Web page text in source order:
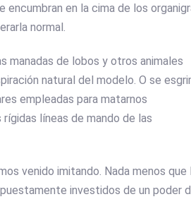
en la cima de los
normal.
manadas de lobos y otros animales
natural del modelo. O se
empleadas para matarnos
líneas de mando de las
venido imitando. Nada menos que
investidos de un poder